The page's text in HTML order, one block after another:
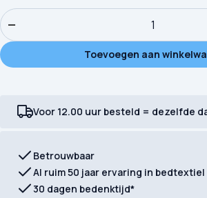
Strandlaken HIP Parada aantal
−
Toevoegen aan
Voor 12.00 uur besteld = dezelfde
Betrouwbaar
Al ruim 50 jaar ervaring in bedtextiel
30 dagen bedenktijd*